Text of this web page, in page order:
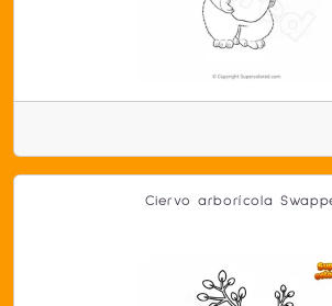
Ciervo arborícola